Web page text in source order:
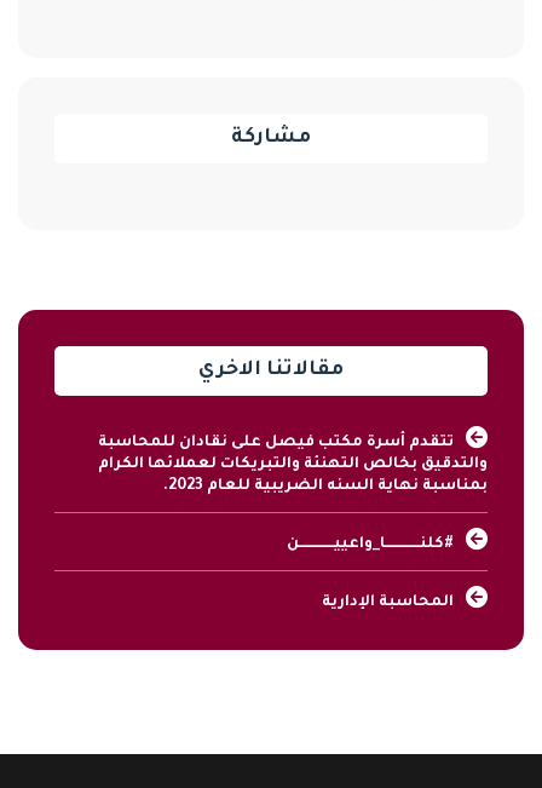
مشاركة
مقالاتنا الاخري
تتقدم أسرة مكتب فيصل على نقادان للمحاسبة
والتدقيق بخالص التهنئة والتبريكات لعملائها الكرام
بمناسبة نهاية السنه الضريبية للعام 2023.
#كلنــــــــــــــا_واعييــــــــــــــن
المحاسبة الإدارية